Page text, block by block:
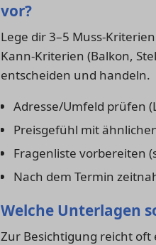
vor?
Lege dir 3–5 Muss-
Kann-Kriterien (Balkon,
entscheiden und handeln.
Adresse/Umfeld prüfen
Preisgefühl mit
Fragenliste vorbereiten
Nach dem Termin
Welche Unterlagen
Zur Besichtigung reicht